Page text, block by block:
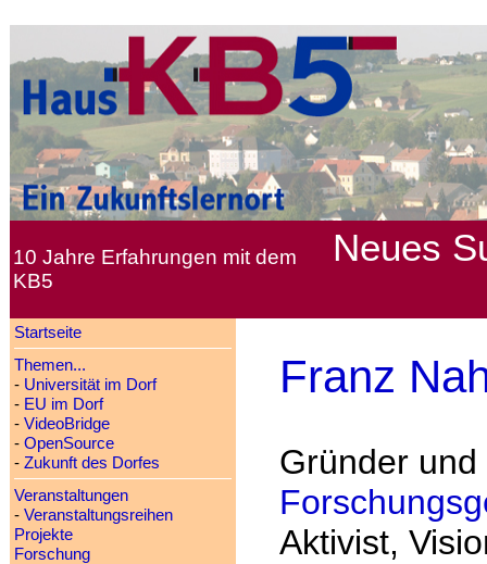
10 Jahre Erfahrungen mit dem
KB5
Neues
Startseite
Themen...
- Universität im Dorf
- EU im Dorf
- VideoBridge
- OpenSource
- Zukunft des Dorfes
Veranstaltungen
- Veranstaltungsreihen
Projekte
Forschung
Franz
Gründer
Aktivist,